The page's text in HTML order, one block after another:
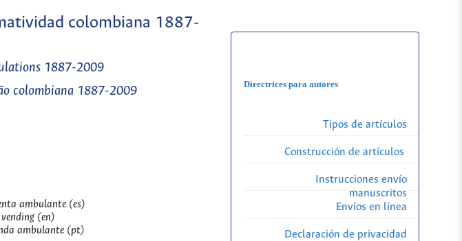
colombiana 1887-
1887-2009
colombiana 1887-2009
ambulante (es)
(en)
ambulante (pt)
Directrices para autores
Tipos de artículos
Construcción de artículos
Instrucciones envío
manuscritos
Envíos en línea
Declaración de privacidad